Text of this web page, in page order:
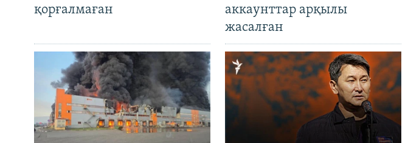
қорғалмаған
аккаунттар арқылы
жасалған